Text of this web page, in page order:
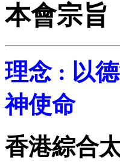
本會宗旨
理念 : 以
神使命
香港綜合